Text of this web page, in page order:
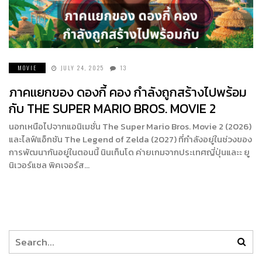
MOVIE JULY 24, 2025 13
ภาคแยกของ ดองกี้ คอง กำลังถูกสร้างไปพร้อม
กับ THE SUPER MARIO BROS. MOVIE 2
นอกเหนือไปจากแอนิเมชั่น The Super Mario Bros. Movie 2 (2026)
และไลฟ์แอ็กชัน The Legend of Zelda (2027) ที่กำลังอยู่ในช่วงของ
การพัฒนากันอยู่ในตอนนี้ นินเท็นโด ค่ายเกมจากประเทศญี่ปุ่นและะ ยู
นิเวอร์แซล พิคเจอร์ส…